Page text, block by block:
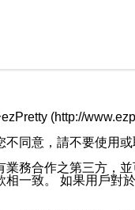
(http://
同意，請不要使用或
務合作之第三方，
一致。 如果用戶